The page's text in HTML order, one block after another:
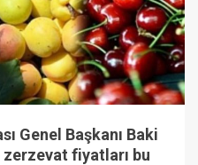
Genel Başkanı Baki
zerzevat fiyatları bu